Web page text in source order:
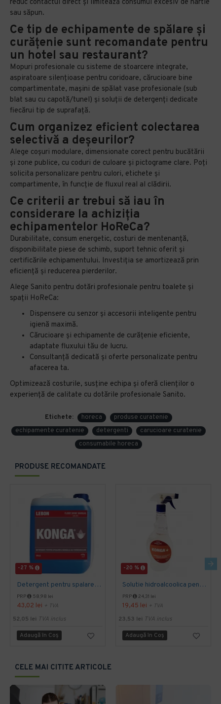
reduc contactul direct și limitează consumul excesiv de hârtie
sau săpun.
Ce tip de echipamente de spălare și
curățenie sunt recomandate pentru
un hotel sau restaurant?
Mopuri profesionale cu sisteme de stoarcere integrate,
aspiratoare silențioase pentru coridoare, cărucioare bine
compartimentate, mașini de spălat vase profesionale (sub
blat sau cu capotă/tunel) și soluții de detergenți dedicate
fiecărui tip de suprafață.
Cum organizez eficient colectarea
selectivă a deșeurilor?
Alege coșuri modulare, dimensionate corect pentru bucătării
și zone publice, cu coduri de culoare și pictograme clare. Poți
solicita personalizare pentru culori, etichete și
compartimente, în funcție de fluxul real al clădirii.
Ce criterii ar trebui să iau în
considerare la achiziția
echipamentelor HoReCa?
Durabilitate, consum energetic, costuri de mentenanță,
disponibilitate piese de schimb, suport tehnic oferit și
certificările echipamentului. Investiția se amortizează prin
eficiență și reducerea pierderilor.
Alege Sanito pentru dotări profesionale pentru toalete și
spații HoReCa:
Dispensere cu senzor și accesorii inteligente pentru
igienă maximă.
Cărucioare și echipamente de curățenie eficiente,
adaptate fluxului tău de lucru.
Consultanță dedicată și oferte personalizate pentru
afacerea ta.
Optimizează costurile, susține echipa și oferă clienților o
experiență de calitate cu dotările profesionale Sanito.
Etichete: horeca
produse curatenie
echipamente curatenie
detergenti
carucioare curatenie
consumabile horeca
PRODUSE RECOMANDATE
-27 %
Detergent pentru spalarea manuala a pardoselilor, Dilutie 1:100, Floor Shine Manual, Konga, 5L
PRP 58,98 lei
43,02 lei + TVA
52,05 lei TVA inclus
Adaugă în Coş
-20 %
Solutie hidroalcoolica pentru dezinfectie rapida suprafete, Konga, 750ml-Aviz biocid
PRP 24,31 lei
19,45 lei + TVA
23,53 lei TVA inclus
Adaugă în Coş
CELE MAI CITITE ARTICOLE